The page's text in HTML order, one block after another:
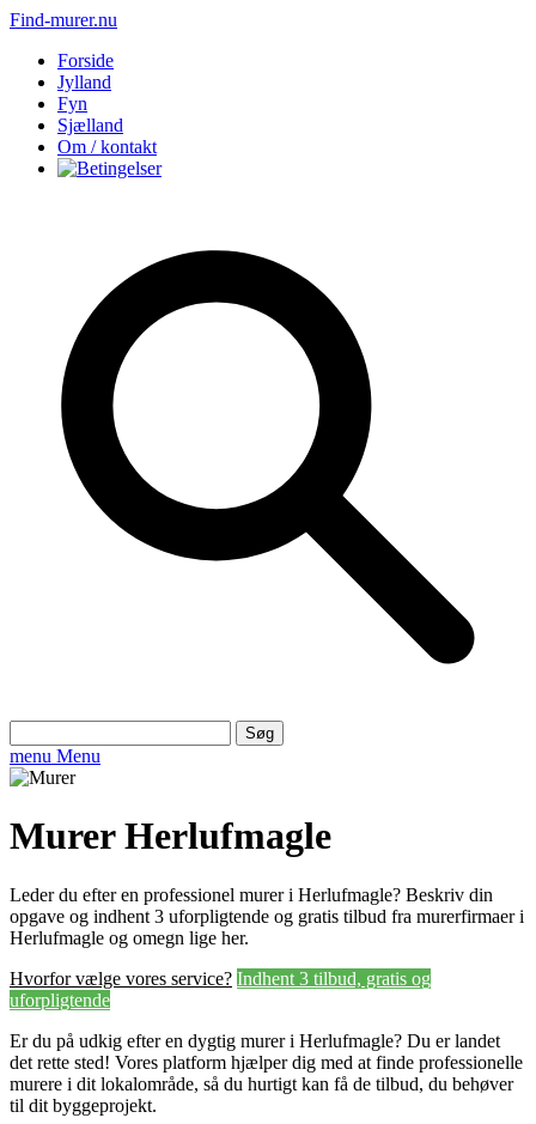
Find-murer.nu
Forside
Jylland
Fyn
Sjælland
Om / kontakt
efter:
menu Menu
Murer Herlufmagle
Leder du efter en professionel murer i Herlufmagle? Beskriv din
opgave og indhent 3 uforpligtende og gratis tilbud fra murerfirmaer i
Herlufmagle og omegn lige her.
Hvorfor vælge vores service? Indhent 3 tilbud, gratis og
uforpligtende
Er du på udkig efter en dygtig murer i Herlufmagle? Du er landet
det rette sted! Vores platform hjælper dig med at finde professionelle
murere i dit lokalområde, så du hurtigt kan få de tilbud, du behøver
til dit byggeprojekt.